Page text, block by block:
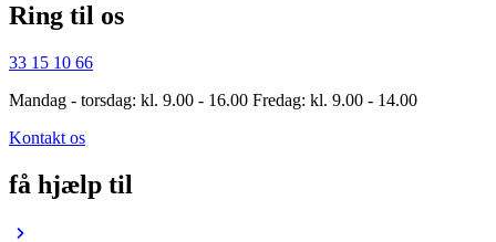
Ring til os
33 15 10 66
Mandag - torsdag: kl. 9.00 - 16.00 Fredag: kl. 9.00 - 14.00
Kontakt os
få hjælp til